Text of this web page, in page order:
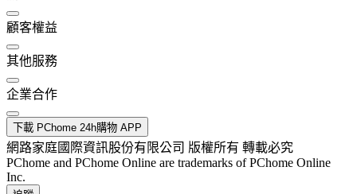
顧客權益
其他服務
企業合作
下載 PChome 24h購物 APP
網路家庭國際資訊股份有限公司 版權所有 轉載必究
PChome and PChome Online are trademarks of PChome Online
Inc.